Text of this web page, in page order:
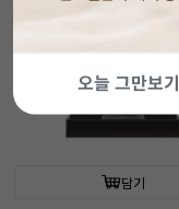
오늘 그만보기
담기